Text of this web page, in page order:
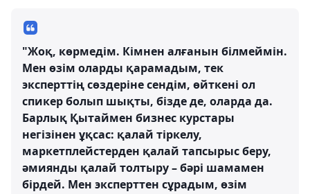
"Жоқ, көрмедім. Кімнен алғанын білмеймін.
Мен өзім оларды қарамадым, тек
эксперттің сөздеріне сендім, өйткені ол
спикер болып шықты, бізде де, оларда да.
Барлық Қытаймен бизнес курстары
негізінен ұқсас: қалай тіркелу,
маркетплейстерден қалай тапсырыс беру,
әмиянды қалай толтыру – бәрі шамамен
бірдей. Мен эксперттен сұрадым, өзім